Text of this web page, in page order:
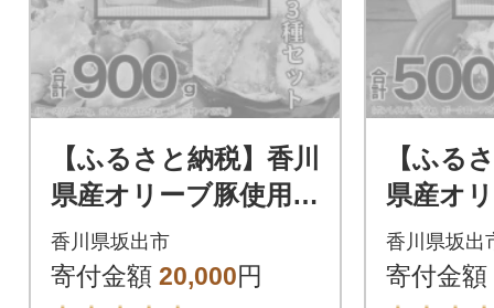
【ふるさと納税】香川
県産オリーブ豚使用ハ
ム3種セット|讃岐夢工
房 日本ハム
香川県坂出市
寄付金額 20,000円
【ふる
県産オ
ンレス
ーフ2種
香川県坂出
寄付金額